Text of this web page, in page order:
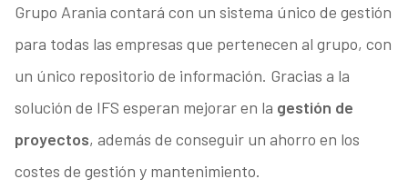
Grupo Arania contará con un sistema único de gestión
para todas las empresas que pertenecen al grupo, con
un único repositorio de información. Gracias a la
solución de IFS esperan mejorar en la gestión de
proyectos, además de conseguir un ahorro en los
costes de gestión y mantenimiento.